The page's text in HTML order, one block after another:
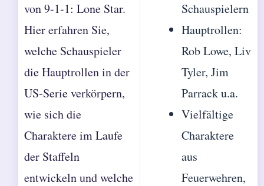
von 9-1-1: Lone Star.
Hier erfahren Sie,
welche Schauspieler
die Hauptrollen in der
US-Serie verkörpern,
wie sich die
Charaktere im Laufe
der Staffeln
entwickeln und welche
Schauspielern
Hauptrollen:
Rob Lowe, Liv
Tyler, Jim
Parrack u.a.
Vielfältige
Charaktere
aus
Feuerwehren,